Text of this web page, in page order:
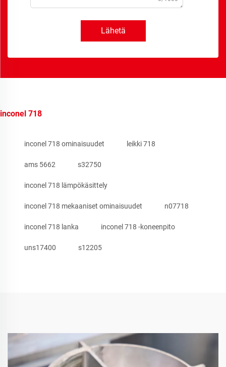
Lähetä
inconel 718
inconel 718 ominaisuudet leikki 718
ams 5662 s32750
inconel 718 lämpökäsittely
inconel 718 mekaaniset ominaisuudet n07718
inconel 718 lanka inconel 718 -koneenpito
uns17400 s12205